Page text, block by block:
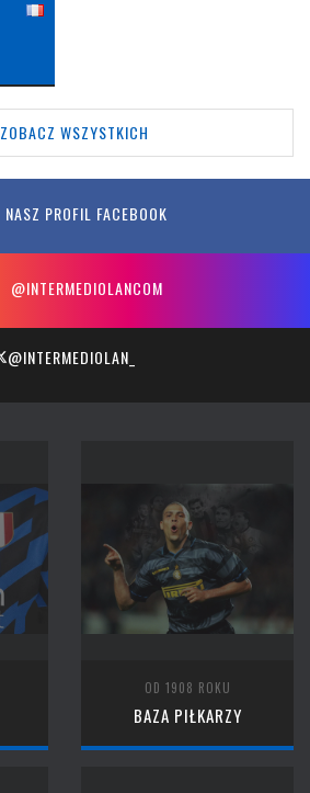
ZOBACZ WSZYSTKICH
NASZ PROFIL FACEBOOK
@INTERMEDIOLANCOM
@INTERMEDIOLAN_
OD 1908 ROKU
BAZA PIŁKARZY